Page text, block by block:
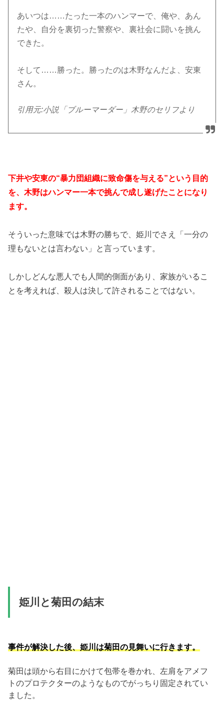
あいつは……たった一本のハンマーで、俺や、あん
たや、自分を裏切った警察や、裏社会に闘いを挑ん
できた。
そして……勝った。勝ったのは木野なんだよ、安東
さん。
引用元:小説「ブルーマーダー」木野のセリフより
下井や安東の“暴力団組織に致命傷を与える”という目的
を、木野はハンマー一本で挑んで成し遂げたことになり
ます。
そういった意味では木野の勝ちで、姫川でさえ「一分の
理もないとは言わない」と言っています。
しかしどんな悪人でも人間的側面があり、家族がいるこ
とを考えれば、殺人は決して許されることではない。
姫川と菊田の結末
事件が解決した後、姫川は菊田の見舞いに行きます。
菊田は頭から右目にかけて包帯を巻かれ、左肩をアメフ
トのプロテクターのようなものでがっちり固定されてい
ました。